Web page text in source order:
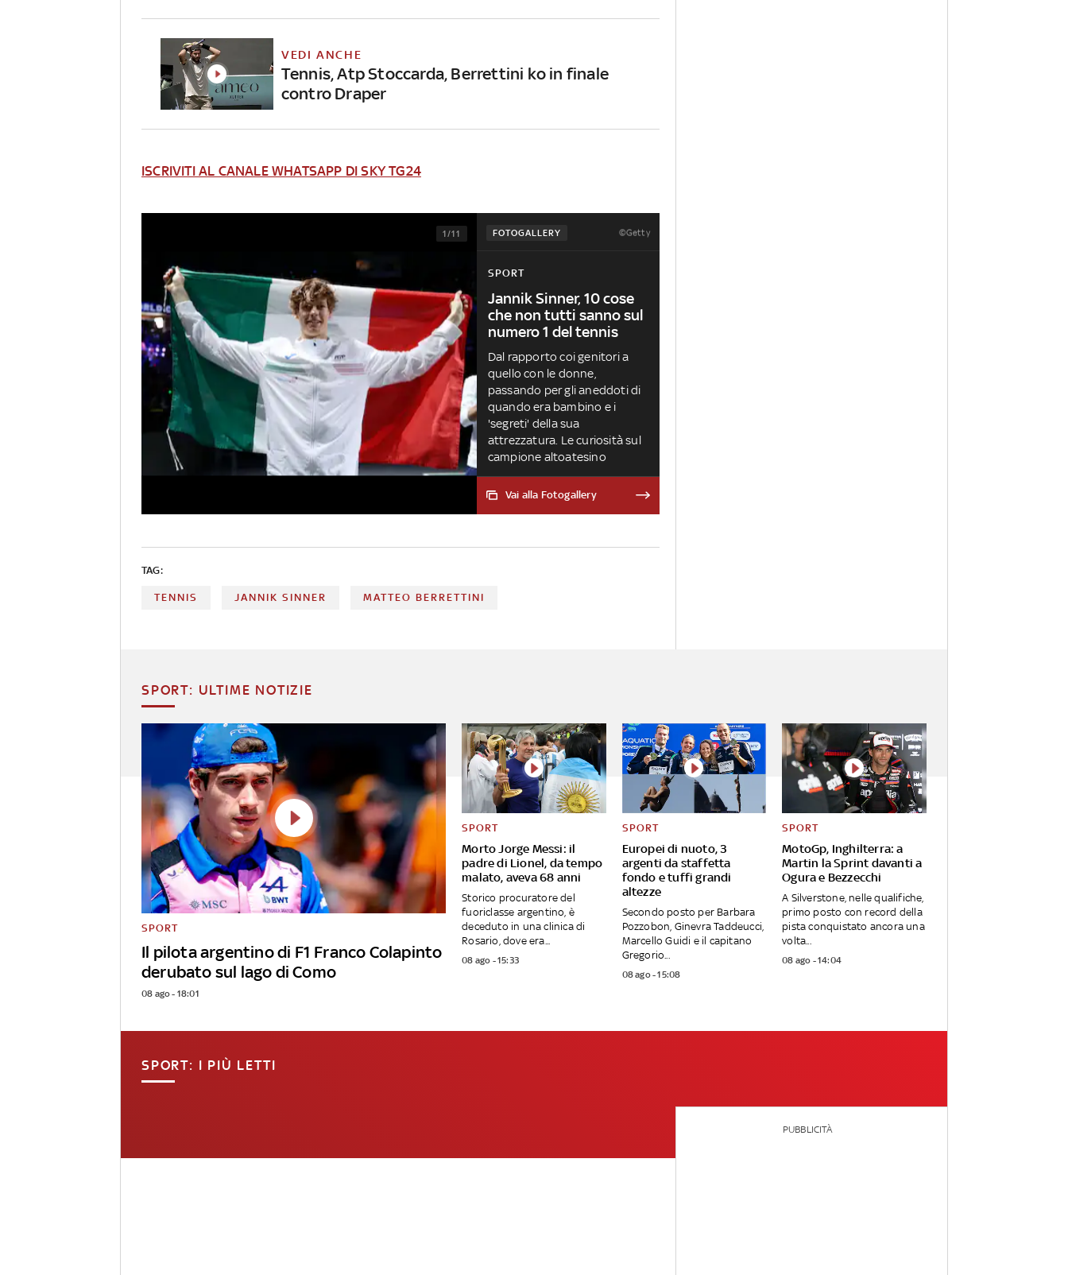
VEDI ANCHE
Tennis, Atp Stoccarda, Berrettini ko in finale
contro Draper
ISCRIVITI AL CANALE WHATSAPP DI SKY TG24
FOTOGALLERY ©Getty
1/11
SPORT
Jannik Sinner, 10 cose
che non tutti sanno sul
numero 1 del tennis
Dal rapporto coi genitori a
quello con le donne,
passando per gli aneddoti di
quando era bambino e i
'segreti' della sua
attrezzatura. Le curiosità sul
campione altoatesino
Vai alla Fotogallery
TAG:
TENNIS JANNIK SINNER MATTEO BERRETTINI
SPORT: ULTIME NOTIZIE
Il pilota argentino di F1 Franco Colapinto
derubato sul lago di Como
SPORT
08 ago - 18:01
Morto Jorge Messi: il
padre di Lionel, da tempo
malato, aveva 68 anni
SPORT
Storico procuratore del
fuoriclasse argentino, è
deceduto in una clinica di
Rosario, dove era...
08 ago - 15:33
Europei di nuoto, 3
argenti da staffetta
fondo e tuffi grandi
altezze
SPORT
Secondo posto per Barbara
Pozzobon, Ginevra Taddeucci,
Marcello Guidi e il capitano
Gregorio...
08 ago - 15:08
MotoGp, Inghilterra: a
Martin la Sprint davanti a
Ogura e Bezzecchi
SPORT
A Silverstone, nelle qualifiche,
primo posto con record della
pista conquistato ancora una
volta...
08 ago - 14:04
SPORT: I PIÙ LETTI
PUBBLICITÀ